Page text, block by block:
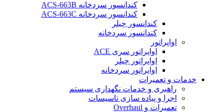
کندانسور سردخانه ACS-663B
کندانسور سردخانه ACS-663C
کندانسور چیلر
کندانسور سردخانه
اواپراتور
اواپراتور سری ACE
اواپراتور چیلر
اواپراتور سردخانه
خدمات و تعمیرات
راهبری و خدمات نگهداری سیستم
اجرا و پیاده سازی تاسیسات
تعمیرات و Overhaul